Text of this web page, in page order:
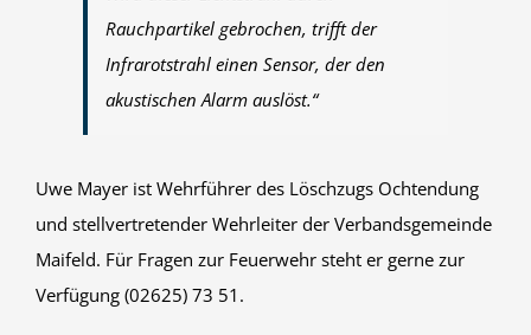
Rauchpartikel gebrochen, trifft der
Infrarotstrahl einen Sensor, der den
akustischen Alarm auslöst.“
Uwe Mayer ist Wehrführer des Löschzugs Ochtendung
und stellvertretender Wehrleiter der Verbandsgemeinde
Maifeld. Für Fragen zur Feuerwehr steht er gerne zur
Verfügung (02625) 73 51.